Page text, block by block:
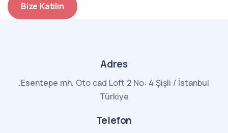
Bize Katılın
Adres
.Esentepe mh. Oto cad Loft 2 No: 4 Şişli / İstanbul
Türkiye
Telefon